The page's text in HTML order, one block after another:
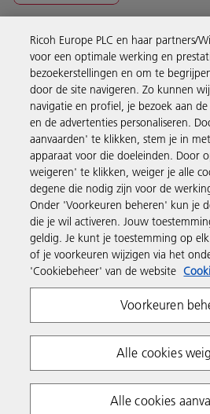
Business Solutions
Producten en services
Support en contact
Inspiratie
Volg Ricoh
Privacyverklaring
Algemene
Algemene
Ricoh Europe PLC en haar partners/
voor een optimale werking en
bezoekerstellingen en om te
door de site navigeren. Zo kunnen
navigatie en profiel, je bezoek aan
en de advertenties personaliseren.
aanvaarden' te klikken, stem je in
apparaat voor die doeleinden. Door
weigeren' te klikken, weiger je alle
degene die nodig zijn voor de
Onder 'Voorkeuren beheren' kun je
die je wil activeren. Jouw
geldig. Je kunt je toestemming op
of je voorkeuren wijzigen via het
'Cookiebeheer' van de website
Voorkeuren
Alle cookies
Alle cookies